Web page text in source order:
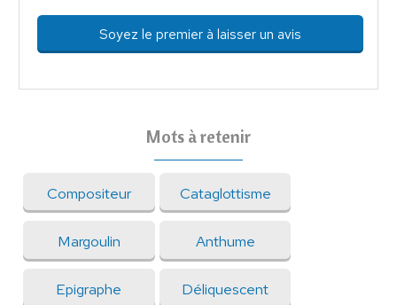
Soyez le premier à laisser un avis
Mots à retenir
Compositeur Cataglottisme
Margoulin Anthume
Epigraphe Déliquescent